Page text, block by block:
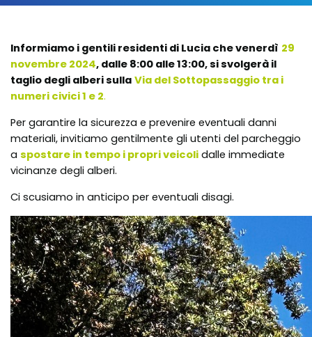
Informiamo i gentili residenti di Lucia che venerdì 29
novembre 2024, dalle 8:00 alle 13:00, si svolgerà il
taglio degli alberi sulla Via del Sottopassaggio tra i
numeri civici 1 e 2.
Per garantire la sicurezza e prevenire eventuali danni
materiali, invitiamo gentilmente gli utenti del parcheggio
a spostare in tempo i propri veicoli dalle immediate
vicinanze degli alberi.
Ci scusiamo in anticipo per eventuali disagi.